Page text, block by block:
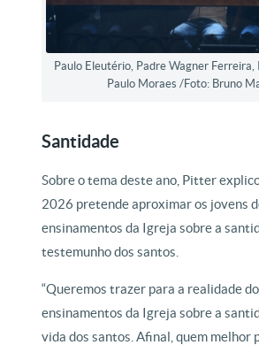
Paulo Eleutério, Padre Wagner
Paulo Moraes /Foto: Bruno
Santidade
Sobre o tema deste ano, Pitter
2026 pretende aproximar os jovens
ensinamentos da Igreja sobre a
testemunho dos santos.
“Queremos trazer para a realidade
ensinamentos da Igreja sobre a
vida dos santos. Afinal, quem melhor